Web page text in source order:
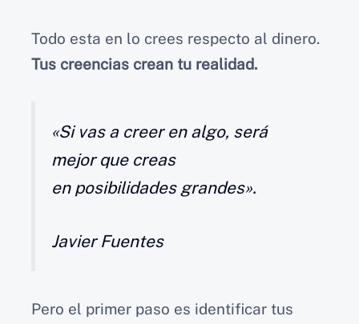
Todo esta en lo crees respecto al dinero.
Tus creencias crean tu realidad.
«Si vas a creer en algo, será
mejor que creas
en posibilidades grandes».
Javier Fuentes
Pero el primer paso es identificar tus